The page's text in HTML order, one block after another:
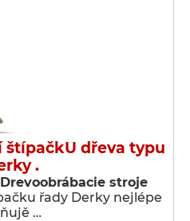
dřeva typu
.
stroje
řady Derky nejlépe
…